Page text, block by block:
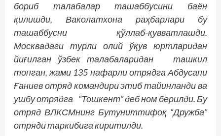
бориб талабалар ташаббусини баён
қилишди, Ваколатхона раҳбарлари бу
ташаббусни қўллаб-қувватлашди.
Москвадаги турли олий ўқув юртларидан
йиғилган ўзбек талабаларидан ташкил
топган, жами 135 нафарли отрядга Абдусапи
Ғаниев отряд командири этиб тайинланди ва
ушбу отрядга “Тошкент” деб ном берилди. Бу
отряд ВЛКСМнинг Бутуниттифоқ “Дружба”
отряди таркибига киритилди.